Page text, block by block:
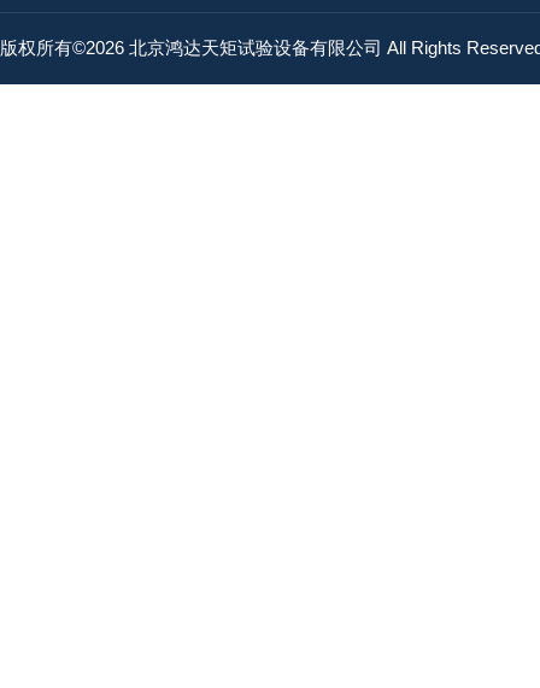
版权所有©2026 北京鸿达天矩试验设备有限公司 All Rights